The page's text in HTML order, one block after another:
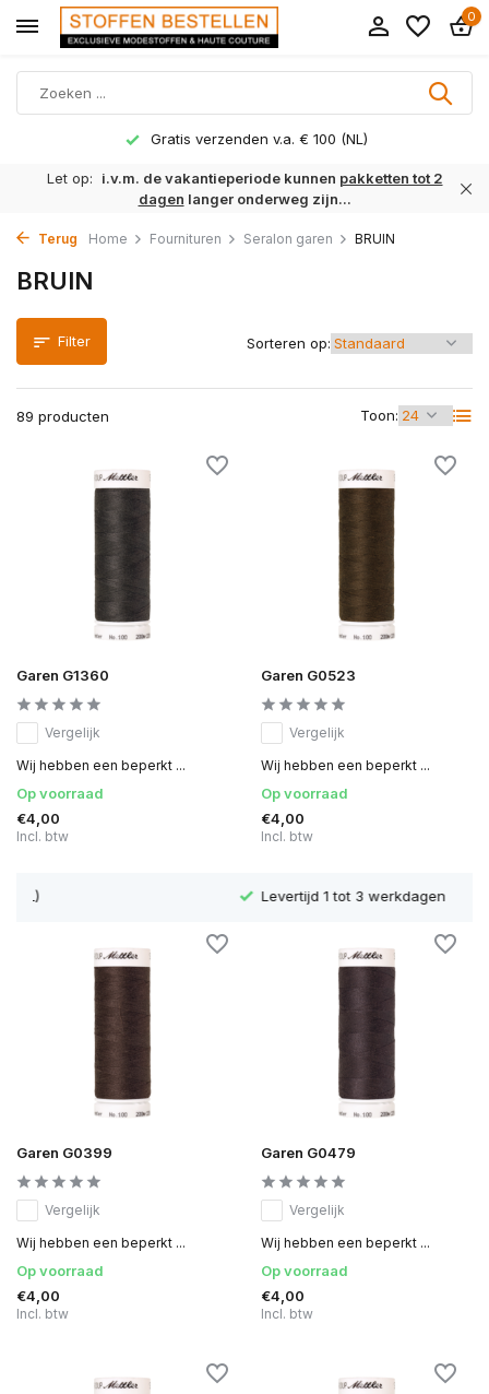
0
Levertijd 1 tot 3 werkdagen
Let op: i.v.m. de vakantieperiode kunnen pakketten tot 2
dagen langer onderweg zijn...
Terug Home Fournituren Seralon garen BRUIN
BRUIN
Filter
89 producten Toon:
Sorteren op:
Garen G1360
Vergelijk
Wij hebben een beperkt ...
Op voorraad
€4,00
Incl. btw
Garen G0523
Vergelijk
Wij hebben een beperkt ...
Op voorraad
€4,00
Incl. btw
Levertijd 1 tot 3 werkdagen
Garen G0399
Vergelijk
Wij hebben een beperkt ...
Op voorraad
€4,00
Incl. btw
Garen G0479
Vergelijk
Wij hebben een beperkt ...
Op voorraad
€4,00
Incl. btw